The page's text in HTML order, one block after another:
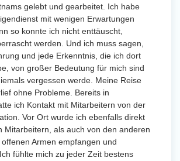
gelebt und gearbeitet. Ich habe
mit wenigen Erwartungen
so konnte ich nicht enttäuscht,
werden. Und ich muss sagen,
und jede Erkenntnis, die ich dort
von großer Bedeutung für mich sind
vergessen werde. Meine Reise
ohne Probleme. Bereits in
ich Kontakt mit Mitarbeitern von der
Vor Ort wurde ich ebenfalls direkt
Mitarbeitern, als auch von den anderen
Armen empfangen und
fühlte mich zu jeder Zeit bestens